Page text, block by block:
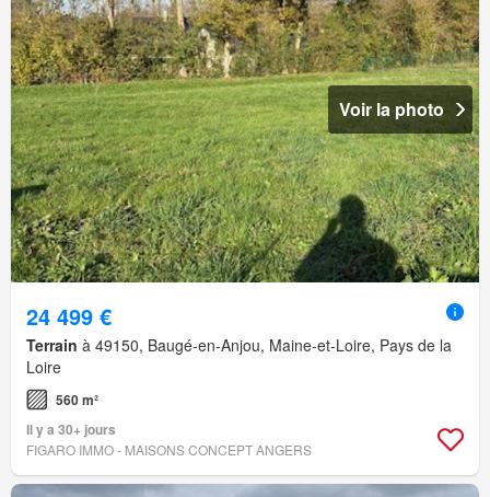
Voir la photo
24 499 €
Terrain à 49150, Baugé-en-Anjou, Maine-et-Loire, Pays de la
Loire
560 m²
Il y a 30+ jours
FIGARO IMMO - MAISONS CONCEPT ANGERS